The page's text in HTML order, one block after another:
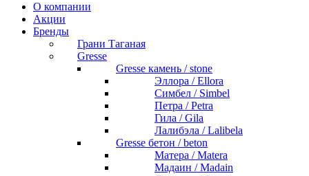
О компании
Акции
Бренды
Грани Таганая
Gresse
Gresse камень / stone
Эллора / Ellora
Симбел / Simbel
Петра / Petra
Гила / Gila
Лалибэла / Lalibela
Gresse бетон / beton
Матера / Matera
Мадаин / Madain